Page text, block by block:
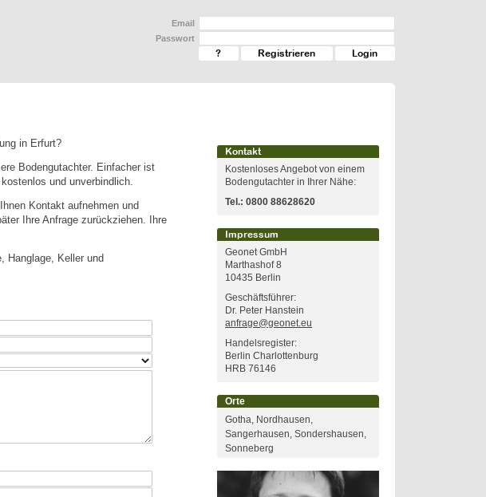
Email
Passwort
? Registrieren
in Erfurt?
Bodengutachter. Einfacher ist
und unverbindlich.
Kontakt aufnehmen und
Ihre Anfrage zurückziehen. Ihre
Hanglage, Keller und
Kontakt
Kostenloses Angebot von einem
Bodengutachter in Ihrer Nähe:
Tel.:0800 88628620
Impressum
Geonet GmbH
Marthashof 8
10435 Berlin
Geschäftsführer:
Dr. Peter Hanstein
anfrage@geonet.eu
Handelsregister:
Berlin Charlottenburg
HRB 76146
Orte
Gotha, Nordhausen,
Sangerhausen, Sondershausen,
Sonneberg